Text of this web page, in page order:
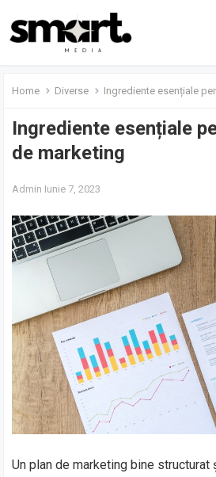
Home Diverse Ingrediente esențiale
Ingrediente esențiale
de marketing
Admin Iunie 7, 2023
Un plan de marketing bine